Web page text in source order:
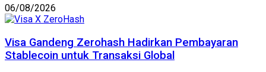
06/08/2026
Visa Gandeng Zerohash Hadirkan Pembayaran
Stablecoin untuk Transaksi Global